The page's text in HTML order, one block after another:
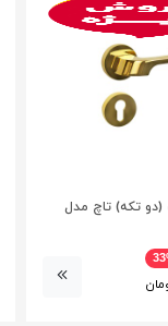
(دو تکه) تاچ مدل